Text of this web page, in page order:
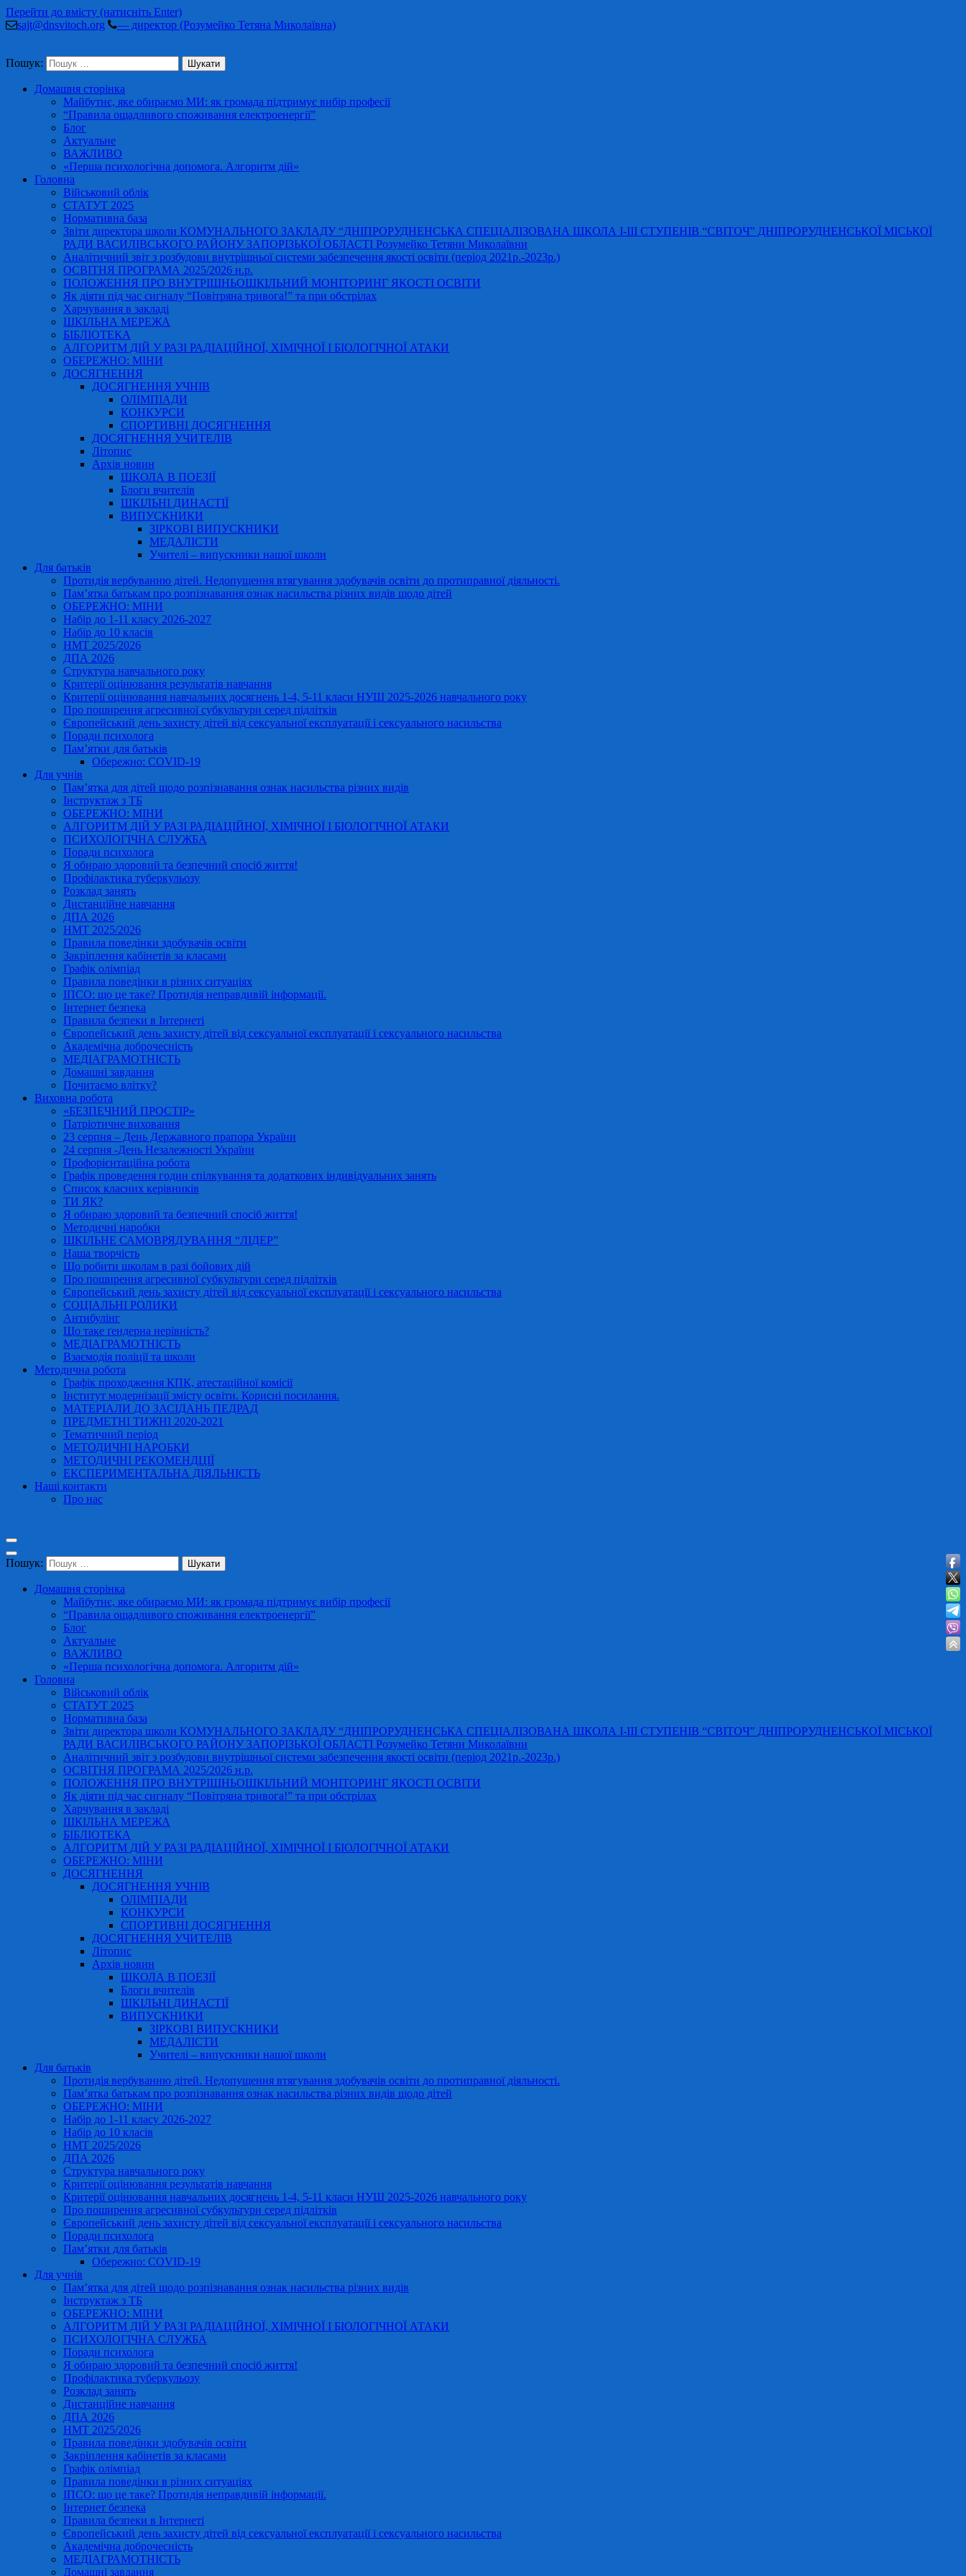
Перейти до вмісту (натисніть Enter)
sajt@dnsvitoch.org
— директор (Розумейко Тетяна Миколаївна)
Пошук:
Домашня сторінка
Майбутнє, яке обираємо МИ: як громада підтримує вибір професії
“Правила ощадливого споживання електроенергії”
Блог
Актуальне
ВАЖЛИВО
«Перша психологічна допомога. Алгоритм дій»
Головна
Військовий облік
СТАТУТ 2025
Нормативна база
Звіти директора школи КОМУНАЛЬНОГО ЗАКЛАДУ “ДНІПРОРУДНЕНСЬКА СПЕЦІАЛІЗОВАНА ШКОЛА І-ІІІ СТУПЕНІВ “СВІТОЧ” ДНІПРОРУДНЕНСЬКОЇ МІСЬКОЇ
РАДИ ВАСИЛІВСЬКОГО РАЙОНУ ЗАПОРІЗЬКОЇ ОБЛАСТІ Розумейко Тетяни Миколаївни
Аналітичний звіт з розбудови внутрішньої системи забезпечення якості освіти (період 2021р.-2023р.)
ОСВІТНЯ ПРОГРАМА 2025/2026 н.р.
ПОЛОЖЕННЯ ПРО ВНУТРІШНЬОШКІЛЬНИЙ МОНІТОРИНГ ЯКОСТІ ОСВІТИ
Як діяти під час сигналу “Повітряна тривога!” та при обстрілах
Харчування в закладі
ШКІЛЬНА МЕРЕЖА
БІБЛІОТЕКА
АЛГОРИТМ ДІЙ У РАЗІ РАДІАЦІЙНОЇ, ХІМІЧНОЇ І БІОЛОГІЧНОЇ АТАКИ
ОБЕРЕЖНО: МІНИ
ДОСЯГНЕННЯ
ДОСЯГНЕННЯ УЧНІВ
ОЛІМПІАДИ
КОНКУРСИ
СПОРТИВНІ ДОСЯГНЕННЯ
ДОСЯГНЕННЯ УЧИТЕЛІВ
Літопис
Архів новин
ШКОЛА В ПОЕЗІЇ
Блоги вчителів
ШКІЛЬНІ ДИНАСТІЇ
ВИПУСКНИКИ
ЗІРКОВІ ВИПУСКНИКИ
МЕДАЛІСТИ
Учителі – випускники нашої школи
Для батьків
Протидія вербуванню дітей. Недопущення втягування здобувачів освіти до протиправної діяльності.
Пам’ятка батькам про розпізнавання ознак насильства різних видів щодо дітей
ОБЕРЕЖНО: МІНИ
Набір до 1-11 класу 2026-2027
Набір до 10 класів
НМТ 2025/2026
ДПА 2026
Структура навчального року
Критерії оцінювання результатів навчання
Критерії оцінювання навчальних досягнень 1-4, 5-11 класи НУШ 2025-2026 навчального року
Про поширення агресивної субкультури серед підлітків
Європейський день захисту дітей від сексуальної експлуатації і сексуального насильства
Поради психолога
Пам’ятки для батьків
Обережно: COVID-19
Для учнів
Пам’ятка для дітей щодо розпізнавання ознак насильства різних видів
Інструктаж з ТБ
ОБЕРЕЖНО: МІНИ
АЛГОРИТМ ДІЙ У РАЗІ РАДІАЦІЙНОЇ, ХІМІЧНОЇ І БІОЛОГІЧНОЇ АТАКИ
ПСИХОЛОГІЧНА СЛУЖБА
Поради психолога
Я обираю здоровий та безпечний спосіб життя!
Профілактика туберкульозу
Розклад занять
Дистанційне навчання
ДПА 2026
НМТ 2025/2026
Правила поведінки здобувачів освіти
Закріплення кабінетів за класами
Графік олімпіад
Правила поведінки в різних ситуаціях
ІПСО: що це таке? Протидія неправдивій інформації.
Інтернет безпека
Правила безпеки в Інтернеті
Європейський день захисту дітей від сексуальної експлуатації і сексуального насильства
Академічна доброчесність
МЕДІАГРАМОТНІСТЬ
Домашні завдання
Почитаємо влітку?
Виховна робота
«БЕЗПЕЧНИЙ ПРОСТІР»
Патріотичне виховання
23 серпня – День Державного прапора України
24 серпня -День Незалежності України
Профорієнтаційна робота
Графік проведення годин спілкування та додаткових індивідуальних занять
Список класних керівників
ТИ ЯК?
Я обираю здоровий та безпечний спосіб життя!
Методичні наробки
ШКІЛЬНЕ САМОВРЯДУВАННЯ “ЛІДЕР”
Наша творчість
Що робити школам в разі бойових дій
Про поширення агресивної субкультури серед підлітків
Європейський день захисту дітей від сексуальної експлуатації і сексуального насильства
СОЦІАЛЬНІ РОЛИКИ
Антибулінг
Що таке ґендерна нерівність?
МЕДІАГРАМОТНІСТЬ
Взаємодія поліції та школи
Методична робота
Графік проходження КПК, атестаційної комісії
Інститут модернізації змісту освіти. Корисні посилання.
МАТЕРІАЛИ ДО ЗАСІДАНЬ ПЕДРАД
ПРЕДМЕТНІ ТИЖНІ 2020-2021
Тематичний період
МЕТОДИЧНІ НАРОБКИ
МЕТОДИЧНІ РЕКОМЕНДЦІЇ
ЕКСПЕРИМЕНТАЛЬНА ДІЯЛЬНІСТЬ
Наші контакти
Про нас
Пошук:
Домашня сторінка
Майбутнє, яке обираємо МИ: як громада підтримує вибір професії
“Правила ощадливого споживання електроенергії”
Блог
Актуальне
ВАЖЛИВО
«Перша психологічна допомога. Алгоритм дій»
Головна
Військовий облік
СТАТУТ 2025
Нормативна база
Звіти директора школи КОМУНАЛЬНОГО ЗАКЛАДУ “ДНІПРОРУДНЕНСЬКА СПЕЦІАЛІЗОВАНА ШКОЛА І-ІІІ СТУПЕНІВ “СВІТОЧ” ДНІПРОРУДНЕНСЬКОЇ МІСЬКОЇ
РАДИ ВАСИЛІВСЬКОГО РАЙОНУ ЗАПОРІЗЬКОЇ ОБЛАСТІ Розумейко Тетяни Миколаївни
Аналітичний звіт з розбудови внутрішньої системи забезпечення якості освіти (період 2021р.-2023р.)
ОСВІТНЯ ПРОГРАМА 2025/2026 н.р.
ПОЛОЖЕННЯ ПРО ВНУТРІШНЬОШКІЛЬНИЙ МОНІТОРИНГ ЯКОСТІ ОСВІТИ
Як діяти під час сигналу “Повітряна тривога!” та при обстрілах
Харчування в закладі
ШКІЛЬНА МЕРЕЖА
БІБЛІОТЕКА
АЛГОРИТМ ДІЙ У РАЗІ РАДІАЦІЙНОЇ, ХІМІЧНОЇ І БІОЛОГІЧНОЇ АТАКИ
ОБЕРЕЖНО: МІНИ
ДОСЯГНЕННЯ
ДОСЯГНЕННЯ УЧНІВ
ОЛІМПІАДИ
КОНКУРСИ
СПОРТИВНІ ДОСЯГНЕННЯ
ДОСЯГНЕННЯ УЧИТЕЛІВ
Літопис
Архів новин
ШКОЛА В ПОЕЗІЇ
Блоги вчителів
ШКІЛЬНІ ДИНАСТІЇ
ВИПУСКНИКИ
ЗІРКОВІ ВИПУСКНИКИ
МЕДАЛІСТИ
Учителі – випускники нашої школи
Для батьків
Протидія вербуванню дітей. Недопущення втягування здобувачів освіти до протиправної діяльності.
Пам’ятка батькам про розпізнавання ознак насильства різних видів щодо дітей
ОБЕРЕЖНО: МІНИ
Набір до 1-11 класу 2026-2027
Набір до 10 класів
НМТ 2025/2026
ДПА 2026
Структура навчального року
Критерії оцінювання результатів навчання
Критерії оцінювання навчальних досягнень 1-4, 5-11 класи НУШ 2025-2026 навчального року
Про поширення агресивної субкультури серед підлітків
Європейський день захисту дітей від сексуальної експлуатації і сексуального насильства
Поради психолога
Пам’ятки для батьків
Обережно: COVID-19
Для учнів
Пам’ятка для дітей щодо розпізнавання ознак насильства різних видів
Інструктаж з ТБ
ОБЕРЕЖНО: МІНИ
АЛГОРИТМ ДІЙ У РАЗІ РАДІАЦІЙНОЇ, ХІМІЧНОЇ І БІОЛОГІЧНОЇ АТАКИ
ПСИХОЛОГІЧНА СЛУЖБА
Поради психолога
Я обираю здоровий та безпечний спосіб життя!
Профілактика туберкульозу
Розклад занять
Дистанційне навчання
ДПА 2026
НМТ 2025/2026
Правила поведінки здобувачів освіти
Закріплення кабінетів за класами
Графік олімпіад
Правила поведінки в різних ситуаціях
ІПСО: що це таке? Протидія неправдивій інформації.
Інтернет безпека
Правила безпеки в Інтернеті
Європейський день захисту дітей від сексуальної експлуатації і сексуального насильства
Академічна доброчесність
МЕДІАГРАМОТНІСТЬ
Домашні завдання